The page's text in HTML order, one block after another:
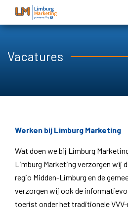
Vacatures
Werken bij Limburg Marketing
Wat doen we bij Limburg
Limburg Marketing verzorgen wij
regio Midden-Limburg en de
verzorgen wij ook de
toerist onder het traditionele